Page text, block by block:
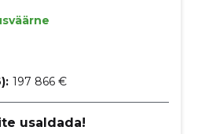
197 866 €
usaldada!